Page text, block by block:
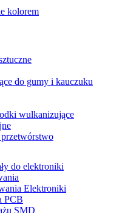
kolorem
do gumy i kauczuku
wulkanizujące
przetwórstwo
do elektroniki
Elektroniki
PCB
SMD